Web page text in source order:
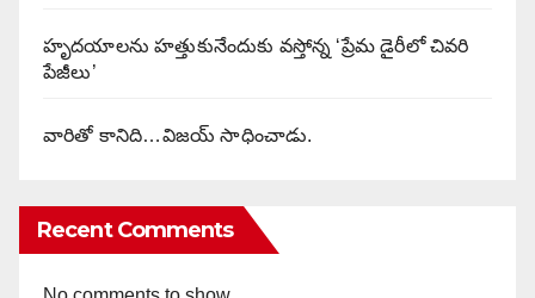
హృదయాలను హత్తుకునేందుకు వస్తోన్న ‘ప్రేమ డైరీలో చివరి
పేజీలు’
వారితో కానిది…విజయ్ సాధించాడు.
Recent Comments